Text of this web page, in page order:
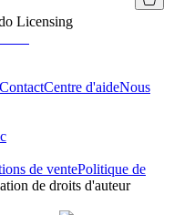
Licensing
ContactCentre d'aideNous
de ventePolitique de
de droits d'auteur